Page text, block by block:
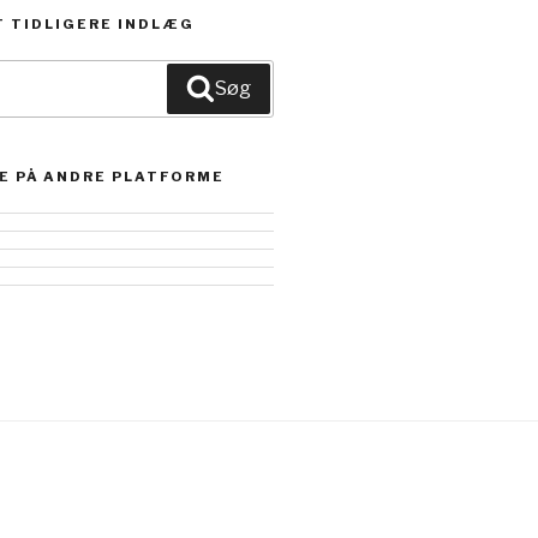
TIDLIGERE INDLÆG
Søg
PÅ ANDRE PLATFORME